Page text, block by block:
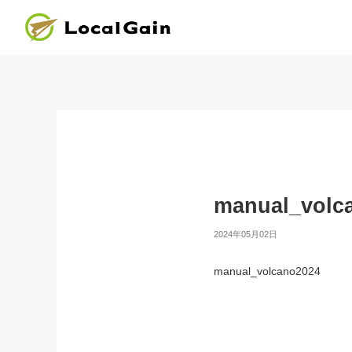
2024年05月02日
manual_volcano2024